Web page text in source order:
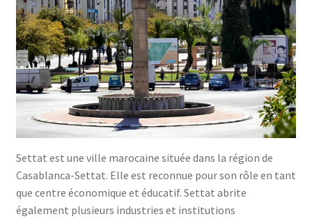
Settat est une ville marocaine située dans la région de
Casablanca-Settat. Elle est reconnue pour son rôle en tant
que centre économique et éducatif. Settat abrite
également plusieurs industries et institutions